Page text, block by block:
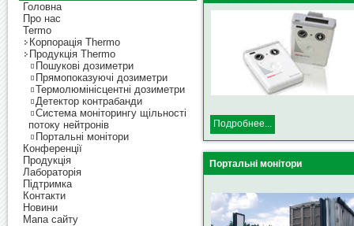
Головна
Про нас
Termo
Корпорація Thermo
Продукція Thermo
Пошукові дозиметри
Прямопоказуючі дозиметри
Термолюмінісцентні дозиметри
Детектор контрабанди
Система моніторингу щільності
потоку нейтронів
Портальні монітори
Конференції
Продукція
Лабораторія
Підтримка
Контакти
Новини
Мапа сайту
Подробнее...
Портальні монітори